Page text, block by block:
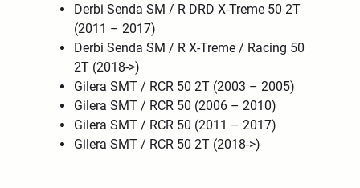
Derbi Senda SM / R DRD X-Treme 50 2T
(2011 – 2017)
Derbi Senda SM / R X-Treme / Racing 50
2T (2018->)
Gilera SMT / RCR 50 2T (2003 – 2005)
Gilera SMT / RCR 50 (2006 – 2010)
Gilera SMT / RCR 50 (2011 – 2017)
Gilera SMT / RCR 50 2T (2018->)